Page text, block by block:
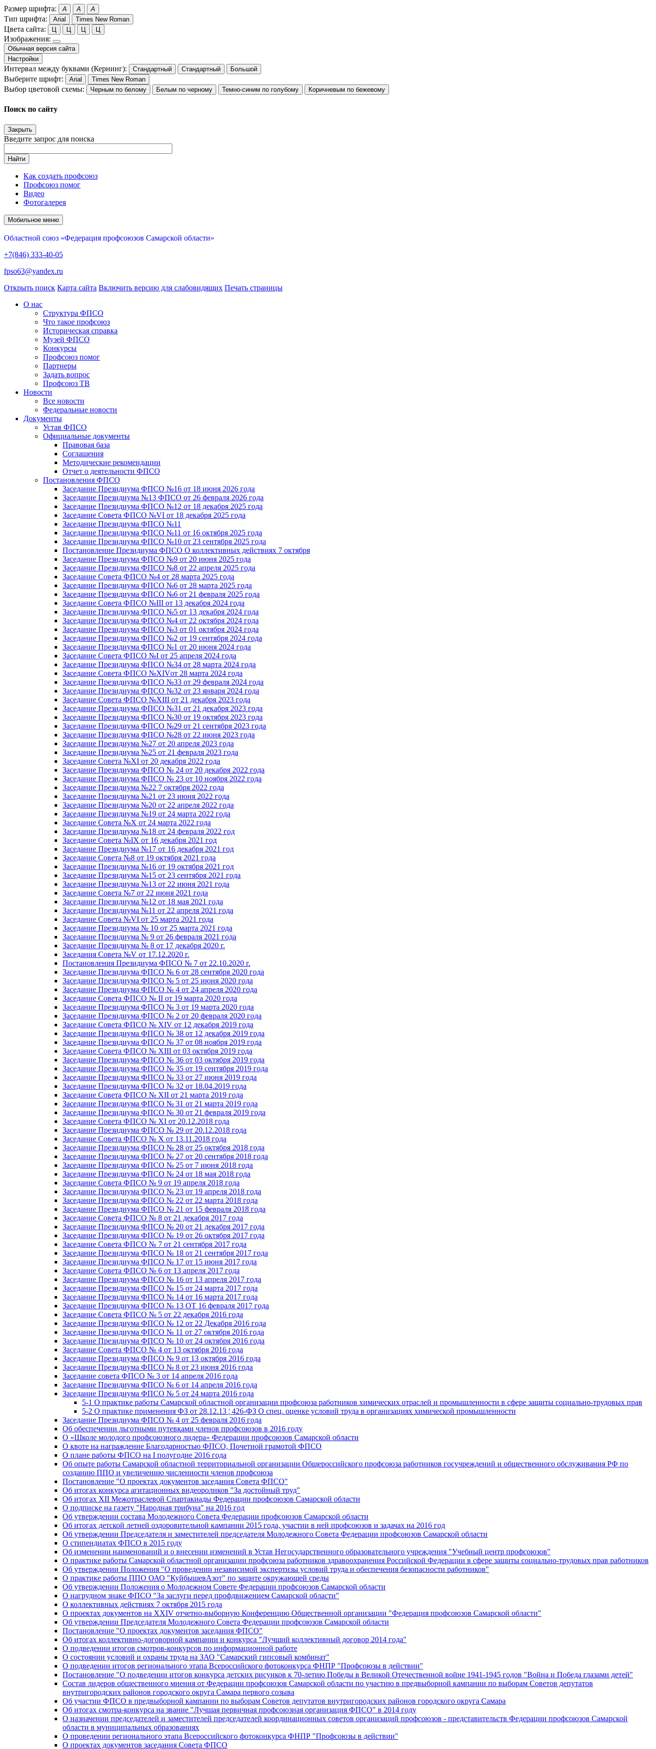
Размер шрифта: A A A
Тип шрифта: Arial Times New Roman
Цвета сайта: Ц Ц Ц Ц
Изображения:
Обычная версия сайта
Настройки
Интервал между буквами (Кернинг): Стандартный Стандартный Большой
Выберите шрифт: Arial Times New Roman
Выбор цветовой схемы: Черным по белому Белым по черному Темно-синим по голубому Коричневым по бежевому
Поиск по сайту
Закрыть
Введите запрос для поиска
Найти
Как создать профсоюз
Профсоюз помог
Видео
Фотогалерея
Мобильное меню
Областной союз «Федерация профсоюзов Самарской области»
+7(846) 333-40-05
fpso63@yandex.ru
Открыть поиск Карта сайта Включить версию для слабовидящих Печать страницы
О нас
Структура ФПСО
Что такое профсоюз
Историческая справка
Музей ФПСО
Конкурсы
Профсоюз помог
Партнеры
Задать вопрос
Профсоюз ТВ
Новости
Все новости
Федеральные новости
Документы
Устав ФПСО
Официальные документы
Правовая база
Соглашения
Методические рекомендации
Отчет о деятельности ФПСО
Постановления ФПСО
Заседание Президиума ФПСО №16 от 18 июня 2026 года
Заседание Президиума №13 ФПСО от 26 февраля 2026 года
Заседание Президиума ФПСО №12 от 18 декабря 2025 года
Заседание Совета ФПСО №VI от 18 декабря 2025 года
Заседание Президиума ФПСО №11
Заседание Президиума ФПСО №11 от 16 октября 2025 года
Заседание Президиума ФПСО №10 от 23 сентября 2025 года
Постановление Президиума ФПСО О коллективных действиях 7 октября
Заседание Президиума ФПСО №9 от 20 июня 2025 года
Заседание Президиума ФПСО №8 от 22 апреля 2025 года
Заседание Совета ФПСО №4 от 28 марта 2025 года
Заседание Президиума ФПСО №6 от 28 марта 2025 года
Заседание Президиума ФПСО №6 от 21 февраля 2025 года
Заседание Совета ФПСО №III от 13 декабря 2024 года
Заседание Президиума ФПСО №5 от 13 декабря 2024 года
Заседание Президиума ФПСО №4 от 22 октября 2024 года
Заседание Президиума ФПСО №3 от 01 октября 2024 года
Заседание Президиума ФПСО №2 от 19 сентября 2024 года
Заседание Президиума ФПСО №1 от 20 июня 2024 года
Заседание Совета ФПСО №I от 25 апреля 2024 года
Заседание Президиума ФПСО №34 от 28 марта 2024 года
Заседание Совета ФПСО №XIVот 28 марта 2024 года
Заседание Президиума ФПСО №33 от 29 февраля 2024 года
Заседание Президиума ФПСО №32 от 23 января 2024 года
Заседание Совета ФПСО №XIII от 21 декабря 2023 года
Заседание Президиума ФПСО №31 от 21 декабря 2023 года
Заседание Президиума ФПСО №30 от 19 октября 2023 года
Заседание Президиума ФПСО №29 от 21 сентября 2023 года
Заседание Президиума ФПСО №28 от 22 июня 2023 года
Заседание Президиума №27 от 20 апреля 2023 года
Заседание Президиума №25 от 21 февраля 2023 года
Заседание Совета №XI от 20 декабря 2022 года
Заседание Президиума ФПСО № 24 от 20 декабря 2022 года
Заседание Президиума ФПСО № 23 от 10 ноября 2022 года
Заседание Президиума №22 7 октября 2022 года
Заседание Президиума №21 от 23 июня 2022 года
Заседание Президиума №20 от 22 апреля 2022 года
Заседание Президиума №19 от 24 марта 2022 года
Заседание Совета №X от 24 марта 2022 года
Заседание Президиума №18 от 24 февраля 2022 год
Заседание Совета №IX от 16 декабря 2021 год
Заседание Президиума №17 от 16 декабря 2021 год
Заседание Совета №8 от 19 октября 2021 года
Заседание Президиума №16 от 19 октября 2021 год
Заседание Президиума №15 от 23 сентября 2021 года
Заседание Президиума №13 от 22 июня 2021 года
Заседание Совета №7 от 22 июня 2021 года
Заседание Президиума №12 от 18 мая 2021 года
Заседание Президиума №11 от 22 апреля 2021 года
Заседание Совета №VI от 25 марта 2021 года
Заседание Президиума № 10 от 25 марта 2021 года
Заседание Президиума № 9 от 26 февраля 2021 года
Заседание Президиума № 8 от 17 декабря 2020 г.
Заседания Совета №V от 17.12.2020 г.
Постановления Президиума ФПСО № 7 от 22.10.2020 г.
Заседание Президиума ФПСО № 6 от 28 сентября 2020 года
Заседание Президиума ФПСО № 5 от 25 июня 2020 года
Заседание Президиума ФПСО № 4 от 24 апреля 2020 года
Заседание Совета ФПСО № II от 19 марта 2020 года
Заседание Президиума ФПСО № 3 от 19 марта 2020 года
Заседание Президиума ФПСО № 2 от 20 февраля 2020 года
Заседание Совета ФПСО № XIV от 12 декабря 2019 года
Заседание Президиума ФПСО № 38 от 12 декабря 2019 года
Заседание Президиума ФПСО № 37 от 08 ноября 2019 года
Заседание Совета ФПСО № XIII от 03 октября 2019 года
Заседание Президиума ФПСО № 36 от 03 октября 2019 года
Заседание Президиума ФПСО № 35 от 19 сентября 2019 года
Заседание Президиума ФПСО № 33 от 27 июня 2019 года
Заседание Президиума ФПСО № 32 от 18.04.2019 года
Заседание Совета ФПСО № XII от 21 марта 2019 года
Заседание Президиума ФПСО № 31 от 21 марта 2019 года
Заседание Президиума ФПСО № 30 от 21 февраля 2019 года
Заседание Совета ФПСО № XI от 20.12.2018 года
Заседание Президиума ФПСО № 29 от 20.12.2018 года
Заседание Совета ФПСО № X от 13.11.2018 года
Заседание Президиума ФПСО № 28 от 25 октября 2018 года
Заседание Президиума ФПСО № 27 от 20 сентября 2018 года
Заседание Президиума ФПСО № 25 от 7 июня 2018 года
Заседание Президиума ФПСО № 24 от 18 мая 2018 года
Заседание Совета ФПСО № 9 от 19 апреля 2018 года
Заседание Президиума ФПСО № 23 от 19 апреля 2018 года
Заседание Президиума ФПСО № 22 от 22 марта 2018 года
Заседание Президиума ФПСО № 21 от 15 февраля 2018 года
Заседание Совета ФПСО № 8 от 21 декабря 2017 года
Заседание Президиума ФПСО № 20 от 21 декабря 2017 года
Заседание Президиума ФПСО № 19 от 26 октября 2017 года
Заседание Совета ФПСО № 7 от 21 сентября 2017 года
Заседание Президиума ФПСО № 18 от 21 сентября 2017 года
Заседание Президиума ФПСО № 17 от 15 июня 2017 года
Заседание Совета ФПСО № 6 от 13 апреля 2017 года
Заседание Президиума ФПСО № 16 от 13 апреля 2017 года
Заседание Президиума ФПСО № 15 от 24 марта 2017 года
Заседание Президиума ФПСО № 14 от 16 марта 2017 года
Заседание Президиума ФПСО № 13 ОТ 16 февраля 2017 года
Заседание Совета ФПСО № 5 от 22 декабря 2016 года
Заседание Президиума ФПСО № 12 от 22 Декабря 2016 года
Заседание Президиума ФПСО № 11 от 27 октября 2016 года
Заседание Президиума ФПСО № 10 от 24 октября 2016 года
Заседание Совета ФПСО № 4 от 13 октября 2016 года
Заседание Президиума ФПСО № 9 от 13 октября 2016 года
Заседание Президиума ФПСО № 8 от 23 июня 2016 года
Заседание совета ФПСО № 3 от 14 апреля 2016 года
Заседание Президиума ФПСО № 6 от 14 апреля 2016 года
Заседание Президиума ФПСО № 5 от 24 марта 2016 года
5-1 О практике работы Самарской областной организации профсоюза работников химических отраслей и промышленности в сфере защиты социально-трудовых прав
5-2 О практике применения ФЗ от 28.12.13 ¦ 426-ФЗ О спец. оценке условий труда в организациях химической промышленности
Заседание Президиума ФПСО № 4 от 25 февраля 2016 года
Об обеспечении льготными путевками членов профсоюзов в 2016 году
О «Школе молодого профсоюзного лидера» Федерации профсоюзов Самарской области
О квоте на награждение Благодарностью ФПСО, Почетной грамотой ФПСО
О плане работы ФПСО на I полугодие 2016 года
Об опыте работы Самарской областной территориальной организации Общероссийского профсоюза работников госучреждений и общественного обслуживания РФ по
созданию ППО и увеличению численности членов профсоюза
Постановление "О проектах документов заседания Совета ФПСО"
Об итогах конкурса агитационных видеороликов "За достойный труд"
Об итогах XII Межотраслевой Спартакиады Федерации профсоюзов Самарской области
О подписке на газету "Народная трибуна" на 2016 год
Об утверждении состава Молодежного Совета Федерации профсоюзов Самарской области
Об итогах детской летней оздоровительной кампании 2015 года, участии в ней профсоюзов и задачах на 2016 год
Об утверждении Председателя и заместителей председателя Молодежного Совета Федерации профсоюзов Самарской области
О стипендиатах ФПСО в 2015 году
Об изменении наименований и о внесении изменений в Устав Негосударственного образовательного учреждения "Учебный центр профсоюзов"
О практике работы Самарской областной организации профсоюза работников здравоохранения Российской Федерации в сфере защиты социально-трудовых прав работников
Об утверждении Положения "О проведении независимой экспертизы условий труда и обеспечения безопасности работников"
О практике работы ППО ОАО "КуйбышевАзот" по защите окружающей среды
Об утверждении Положения о Молодежном Совете Федерации профсоюзов Самарской области
О нагрудном знаке ФПСО "За заслуги перед профдвижением Самарской области"
О коллективных действиях 7 октября 2015 года
О проектах документов на XXIV отчетно-выборную Конференцию Общественной организации "Федерация профсоюзов Самарской области"
Об утверждении Председателя Молодежного Совета Федерации профсоюзов Самарской области
Постановление "О проектах документов заседания ФПСО"
Об итогах коллективно-договорной кампании и конкурса "Лучший коллективный договор 2014 года"
О подведении итогов смотров-конкурсов по информационной работе
О состоянии условий и охраны труда на ЗАО "Самарский гипсовый комбинат"
О подведении итогов регионального этапа Всероссийского фотоконкурса ФНПР "Профсоюзы в действии"
Постановление "О подведении итогов конкурса детских рисунков к 70-летию Победы в Великой Отечественной войне 1941-1945 годов "Война и Победа глазами детей"
Состав лидеров общественного мнения от Федерации профсоюзов Самарской области по участию в предвыборной кампании по выборам Советов депутатов
внутригородских районов городского округа Самара первого созыва
Об участии ФПСО в предвыборной кампании по выборам Советов депутатов внутригородских районов городского округа Самара
Об итогах смотра-конкурса на звание "Лучшая первичная профсоюзная организация ФПСО" в 2014 году
О назначении председателей и заместителей председателей координационных советов организаций профсоюзов - представительств Федерации профсоюзов Самарской
области в муниципальных образованиях
О проведении регионального этапа Всероссийского фотоконкурса ФНПР "Профсоюзы в действии"
О проектах документов заседания Совета ФПСО